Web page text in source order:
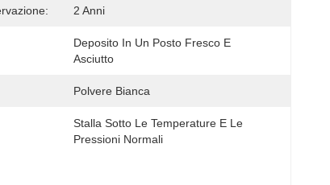
2 Anni
Deposito In Un Posto Fresco E
Asciutto
Polvere Bianca
Stalla Sotto Le Temperature E Le
Pressioni Normali